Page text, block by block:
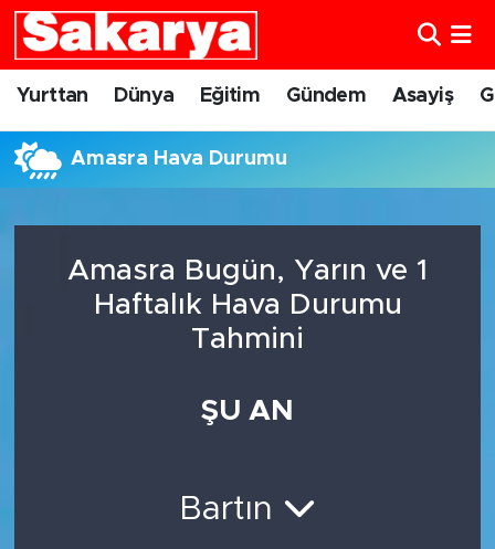
Yurttan Dünya Eğitim Gündem Asayiş
Amasra Hava Durumu
Amasra Bugün, Yarın ve 1
Haftalık Hava Durumu
Tahmini
ŞU AN
Bartın
Yurttan
Eskişehirspor
Eskişehir Nöbetçi Eczaneler
Süper Lig Puan Durumu ve Fikstür
Son Dakika Haberleri